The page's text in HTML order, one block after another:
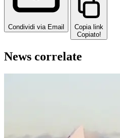
Condividi via Email
Copia link
Copiato!
News correlate